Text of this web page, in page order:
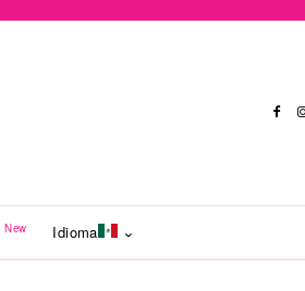
New Idioma